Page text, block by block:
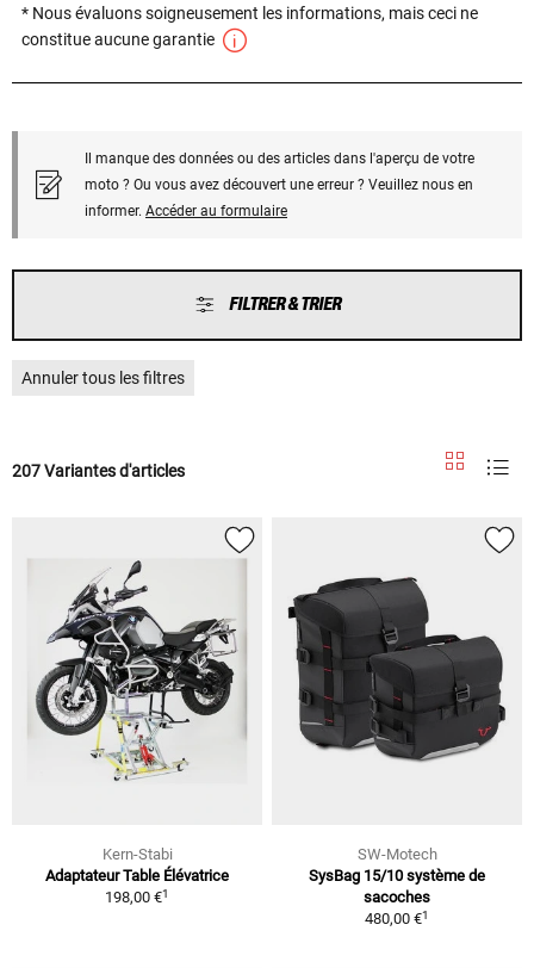
* Nous évaluons soigneusement les informations, mais ceci ne
constitue aucune garantie
Il manque des données ou des articles dans l'aperçu de votre
moto ? Ou vous avez découvert une erreur ? Veuillez nous en
informer. Accéder au formulaire
FILTRER & TRIER
Annuler tous les filtres
207 Variantes d'articles
Kern-Stabi
Adaptateur Table Élévatrice
198,00 €1
SW-Motech
SysBag 15/10 système de
sacoches
480,00 €1